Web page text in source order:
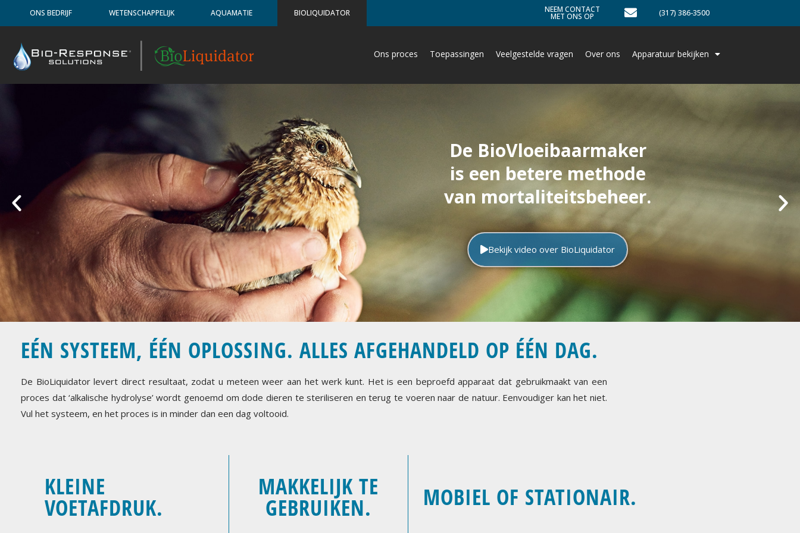
ONS BEDRIJF WETENSCHAPPELIJK AQUAMATIE BIOLIQUIDATOR NEEM CONTACT
MET ONS OP (317) 386-3500
| Ons proces Toepassingen Veelgestelde vragen Over ons Apparatuur bekijken
De BioVloeibaarmaker
is een betere methode
van mortaliteitsbeheer.
Bekijk video over BioLiquidator
EÉN SYSTEEM, ÉÉN OPLOSSING. ALLES AFGEHANDELD OP ÉÉN DAG.
De BioLiquidator levert direct resultaat, zodat u meteen weer aan het werk kunt. Het is een beproefd apparaat dat gebruikmaakt van een
proces dat ‘alkalische hydrolyse’ wordt genoemd om dode dieren te steriliseren en terug te voeren naar de natuur. Eenvoudiger kan het niet.
Vul het systeem, en het proces is in minder dan een dag voltooid.
KLEINE
VOETAFDRUK.
MAKKELIJK TE
GEBRUIKEN. MOBIEL OF STATIONAIR.